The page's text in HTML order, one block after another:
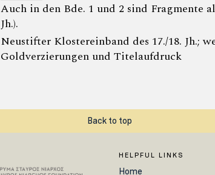
Auch in den Bde. 1 und 2 sind Fragmente
Jh.).
Neustifter Klostereinband des 17./18. Jh.;
Goldverzierungen und Titelaufdruck
Back to top
HELPFUL LINKS
Home